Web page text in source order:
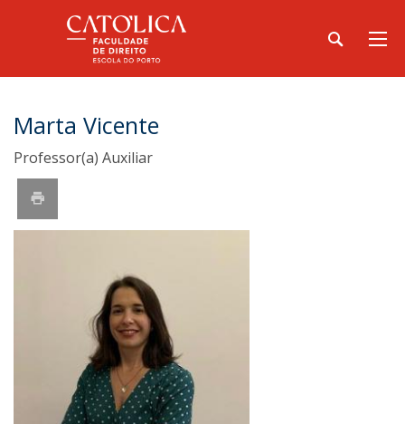
Marta Vicente
Professor(a) Auxiliar